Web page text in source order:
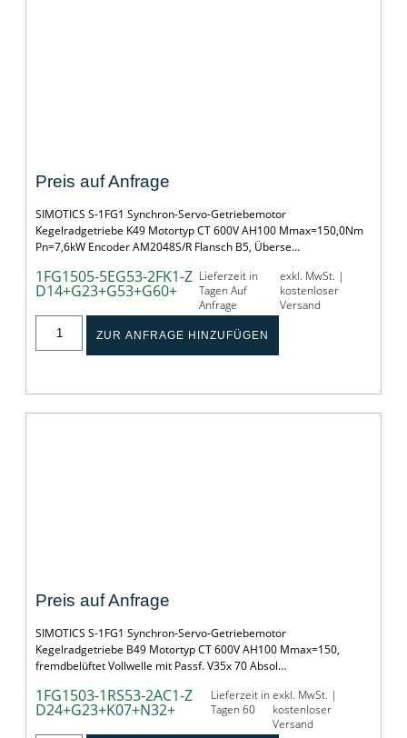
Preis auf Anfrage
SIMOTICS S-1FG1 Synchron-Servo-Getriebemotor
Kegelradgetriebe K49 Motortyp CT 600V AH100 Mmax=150,0Nm
Pn=7,6kW Encoder AM2048S/R Flansch B5, Überse…
1FG1505-5EG53-2FK1-Z
D14+G23+G53+G60+
Lieferzeit in
Tagen Auf
Anfrage
exkl. MwSt. |
kostenloser
Versand
ZUR ANFRAGE HINZUFÜGEN
Preis auf Anfrage
SIMOTICS S-1FG1 Synchron-Servo-Getriebemotor
Kegelradgetriebe B49 Motortyp CT 600V AH100 Mmax=150,
fremdbelüftet Vollwelle mit Passf. V35x 70 Absol…
1FG1503-1RS53-2AC1-Z
D24+G23+K07+N32+
Lieferzeit in
Tagen 60
exkl. MwSt. |
kostenloser
Versand